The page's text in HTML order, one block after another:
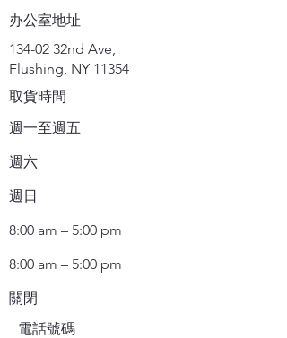
办公室地址
134-02 32nd Ave,
Flushing, NY 11354
取貨時間
週一至週五
週六
週日
8:00 am – 5:00 pm
8:00 am – 5:00 pm
關閉
電話號碼